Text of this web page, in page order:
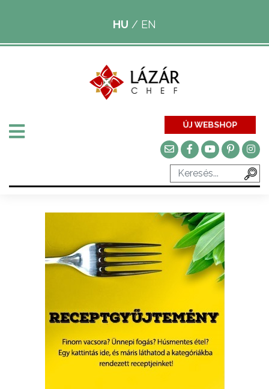
HU / EN
ÚJ WEBSHOP